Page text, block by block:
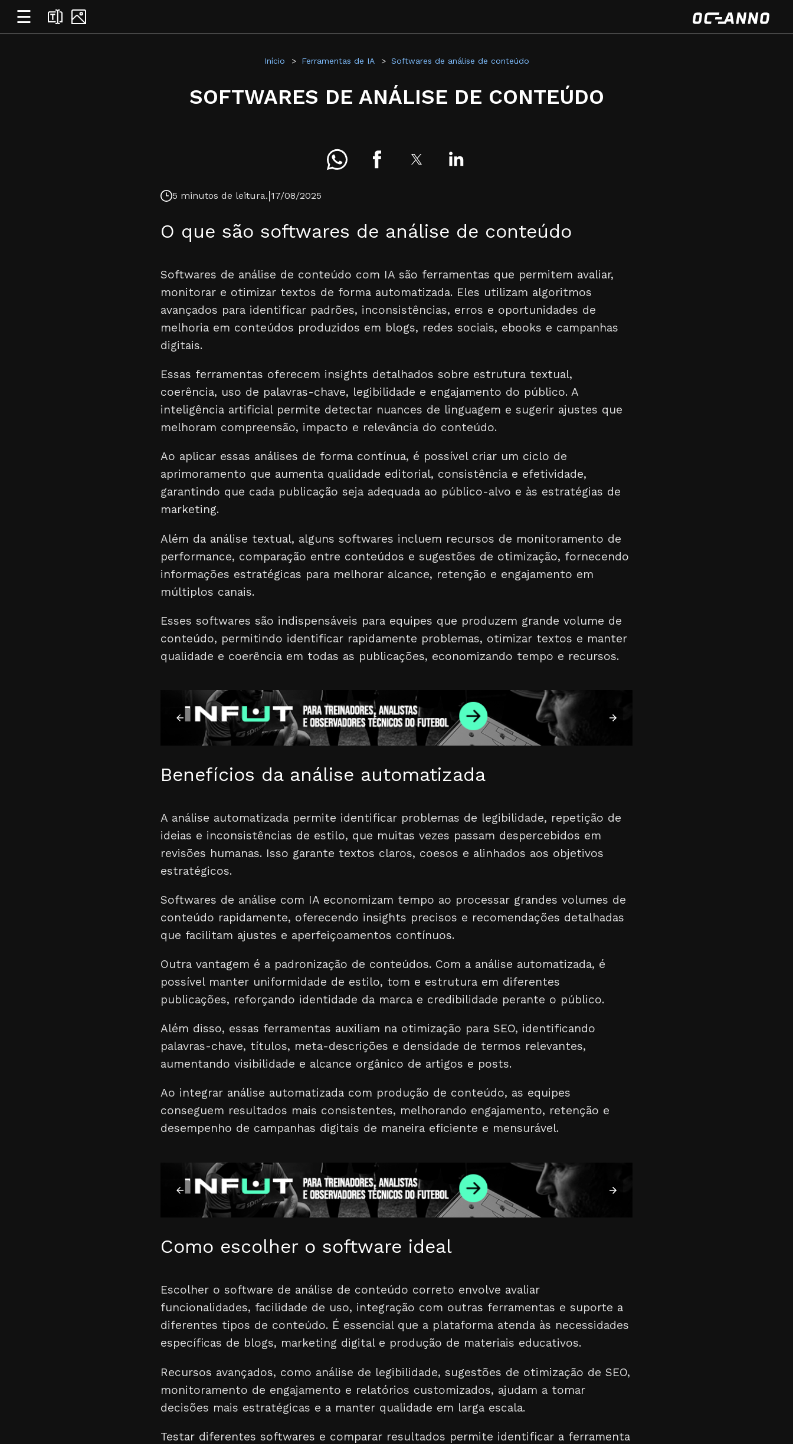
☰
Início Ferramentas de IA Softwares de análise de conteúdo
SOFTWARES DE ANÁLISE DE CONTEÚDO
5 minutos de leitura.|17/08/2025
O que são softwares de análise de conteúdo
Softwares de análise de conteúdo com IA são ferramentas que permitem avaliar,
monitorar e otimizar textos de forma automatizada. Eles utilizam algoritmos
avançados para identificar padrões, inconsistências, erros e oportunidades de
melhoria em conteúdos produzidos em blogs, redes sociais, ebooks e campanhas
digitais.
Essas ferramentas oferecem insights detalhados sobre estrutura textual,
coerência, uso de palavras-chave, legibilidade e engajamento do público. A
inteligência artificial permite detectar nuances de linguagem e sugerir ajustes que
melhoram compreensão, impacto e relevância do conteúdo.
Ao aplicar essas análises de forma contínua, é possível criar um ciclo de
aprimoramento que aumenta qualidade editorial, consistência e efetividade,
garantindo que cada publicação seja adequada ao público-alvo e às estratégias de
marketing.
Além da análise textual, alguns softwares incluem recursos de monitoramento de
performance, comparação entre conteúdos e sugestões de otimização, fornecendo
informações estratégicas para melhorar alcance, retenção e engajamento em
múltiplos canais.
Esses softwares são indispensáveis para equipes que produzem grande volume de
conteúdo, permitindo identificar rapidamente problemas, otimizar textos e manter
qualidade e coerência em todas as publicações, economizando tempo e recursos.
Benefícios da análise automatizada
A análise automatizada permite identificar problemas de legibilidade, repetição de
ideias e inconsistências de estilo, que muitas vezes passam despercebidos em
revisões humanas. Isso garante textos claros, coesos e alinhados aos objetivos
estratégicos.
Softwares de análise com IA economizam tempo ao processar grandes volumes de
conteúdo rapidamente, oferecendo insights precisos e recomendações detalhadas
que facilitam ajustes e aperfeiçoamentos contínuos.
Outra vantagem é a padronização de conteúdos. Com a análise automatizada, é
possível manter uniformidade de estilo, tom e estrutura em diferentes
publicações, reforçando identidade da marca e credibilidade perante o público.
Além disso, essas ferramentas auxiliam na otimização para SEO, identificando
palavras-chave, títulos, meta-descrições e densidade de termos relevantes,
aumentando visibilidade e alcance orgânico de artigos e posts.
Ao integrar análise automatizada com produção de conteúdo, as equipes
conseguem resultados mais consistentes, melhorando engajamento, retenção e
desempenho de campanhas digitais de maneira eficiente e mensurável.
Como escolher o software ideal
Escolher o software de análise de conteúdo correto envolve avaliar
funcionalidades, facilidade de uso, integração com outras ferramentas e suporte a
diferentes tipos de conteúdo. É essencial que a plataforma atenda às necessidades
específicas de blogs, marketing digital e produção de materiais educativos.
Recursos avançados, como análise de legibilidade, sugestões de otimização de SEO,
monitoramento de engajamento e relatórios customizados, ajudam a tomar
decisões mais estratégicas e a manter qualidade em larga escala.
Testar diferentes softwares e comparar resultados permite identificar a ferramenta